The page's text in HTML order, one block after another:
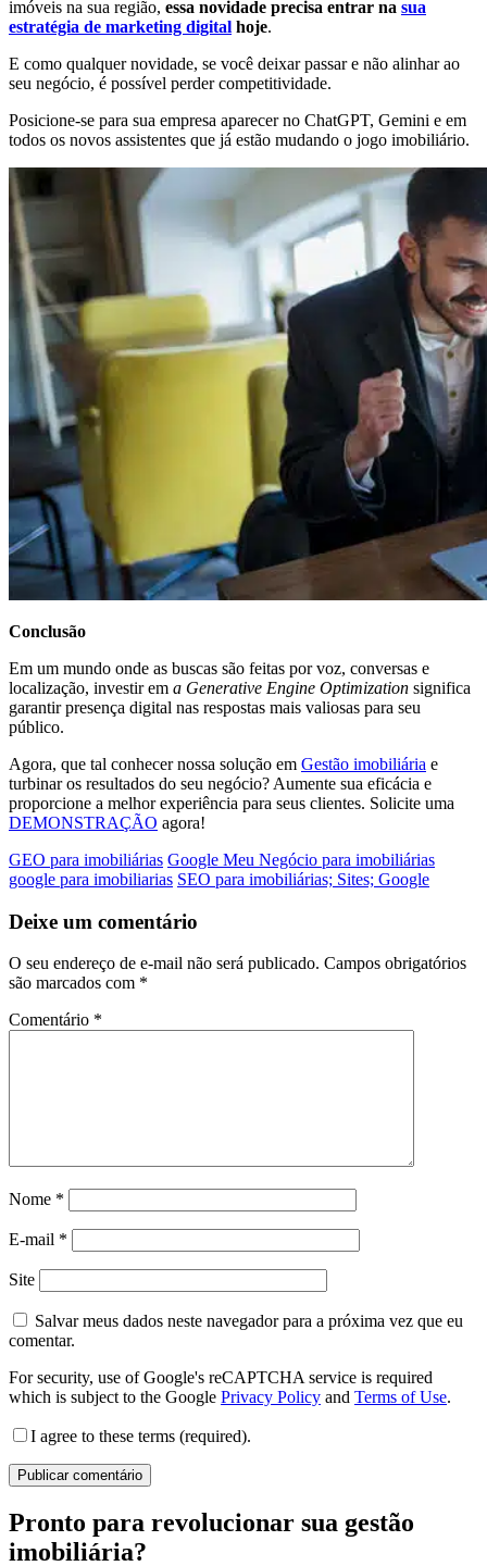
imóveis na sua região, essa novidade precisa entrar na sua
estratégia de marketing digital hoje.
E como qualquer novidade, se você deixar passar e não alinhar ao
seu negócio, é possível perder competitividade.
Posicione-se para sua empresa aparecer no ChatGPT, Gemini e em
todos os novos assistentes que já estão mudando o jogo imobiliário.
Conclusão
Em um mundo onde as buscas são feitas por voz, conversas e
localização, investir em a Generative Engine Optimization significa
garantir presença digital nas respostas mais valiosas para seu
público.
Agora, que tal conhecer nossa solução em Gestão imobiliária e
turbinar os resultados do seu negócio? Aumente sua eficácia e
proporcione a melhor experiência para seus clientes. Solicite uma
DEMONSTRAÇÃO agora!
GEO para imobiliárias Google Meu Negócio para imobiliárias
google para imobiliarias SEO para imobiliárias; Sites; Google
Deixe um comentário
O seu endereço de e-mail não será publicado. Campos obrigatórios
são marcados com *
Comentário *
Nome *
E-mail *
Site
Salvar meus dados neste navegador para a próxima vez que eu
comentar.
For security, use of Google's reCAPTCHA service is required
which is subject to the Google Privacy Policy and Terms of Use.
I agree to these terms (required).
Pronto para revolucionar sua gestão
imobiliária?